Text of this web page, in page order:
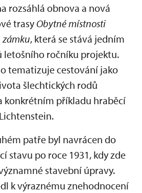
rozsáhlá obnova a nová
trasy Obytné místnosti
, která se stává jedním
letošního ročníku projektu.
tematizuje cestování jako
šlechtických rodů
konkrétním příkladu hraběcí
patře byl navrácen do
stavu po roce 1931, kdy zde
stavební úpravy.
k výraznému znehodnocení